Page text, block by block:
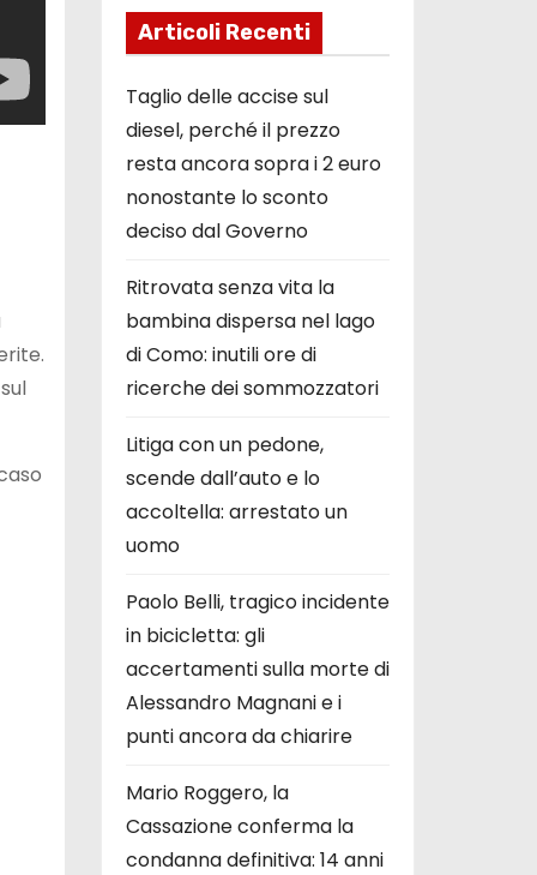
Articoli Recenti
Taglio delle accise sul
diesel, perché il prezzo
resta ancora sopra i 2 euro
nonostante lo sconto
deciso dal Governo
Ritrovata senza vita la
bambina dispersa nel lago
di Como: inutili ore di
ricerche dei sommozzatori
Litiga con un pedone,
scende dall’auto e lo
accoltella: arrestato un
uomo
Paolo Belli, tragico incidente
in bicicletta: gli
accertamenti sulla morte di
Alessandro Magnani e i
punti ancora da chiarire
Mario Roggero, la
Cassazione conferma la
condanna definitiva: 14 anni